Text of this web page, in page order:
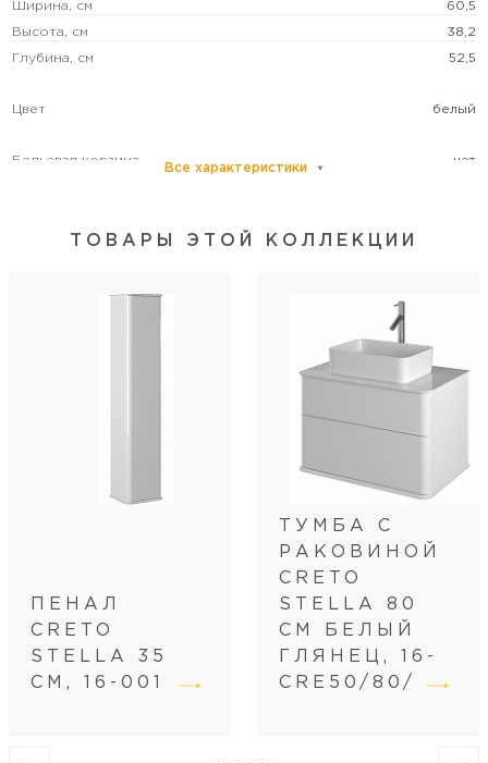
Ширина, см 60,5
Высота, см 38,2
Глубина, см 52,5
Цвет белый
Бельевая корзина нет
подвесной
Открытие от нажатия
Все характеристики
ТОВАРЫ ЭТОЙ КОЛЛЕКЦИИ
ПЕНАЛ
CRETO
STELLA 35
СМ, 16-001
ТУМБА С
РАКОВИНОЙ
CRETO
STELLA 80
СМ БЕЛЫЙ
ГЛЯНЕЦ, 16-
CRE50/80/